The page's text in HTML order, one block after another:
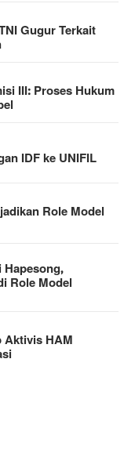
Gugur Terkait
III: Proses Hukum
IDF ke UNIFIL
Role Model
Role Model
Aktivis HAM